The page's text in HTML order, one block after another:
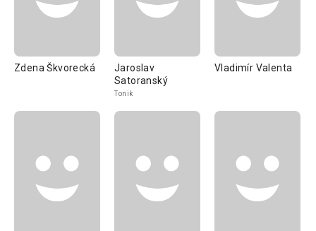
Zdena Škvorecká
Jaroslav
Satoranský
Tonik
Vladimír Valenta